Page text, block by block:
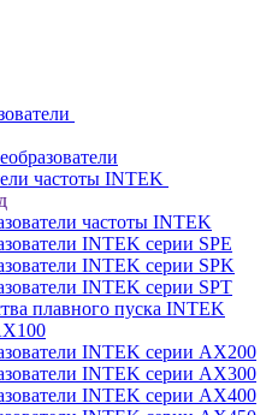
частоты INTEK
частоты INTEK
INTEK серии SPE
INTEK серии SPK
INTEK серии SPT
плавного пуска INTEK
INTEK серии AX200
INTEK серии AX300
INTEK серии AX400